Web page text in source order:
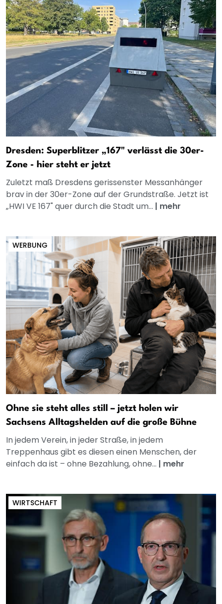
Dresden: Superblitzer „167" verlässt die 30er-
Zone - hier steht er jetzt
Zuletzt maß Dresdens gerissenster Messanhänger
brav in der 30er-Zone auf der Grundstraße. Jetzt ist
„HWI VE 167" quer durch die Stadt um... | mehr
WERBUNG
Ohne sie steht alles still – jetzt holen wir
Sachsens Alltagshelden auf die große Bühne
In jedem Verein, in jeder Straße, in jedem
Treppenhaus gibt es diesen einen Menschen, der
einfach da ist – ohne Bezahlung, ohne... | mehr
WIRTSCHAFT